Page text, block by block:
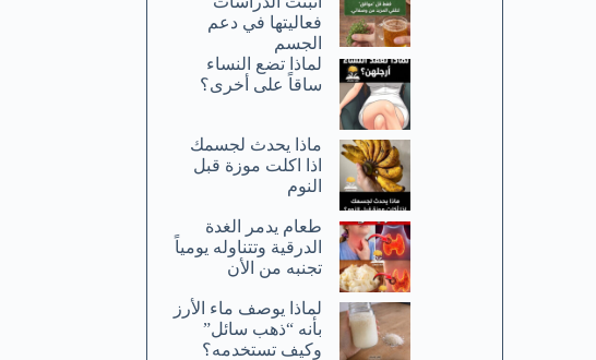
فعاليتها في دعم
الجسم
لماذا تضع النساء
ساقاً على أخرى؟
ماذا يحدث لجسمك
اذا اكلت موزة قبل
النوم
طعام يدمر الغدة
الدرقية وتتناوله يومياً
تجنبه من الأن
لماذا يوصف ماء الأرز
بأنه “ذهب سائل”
وكيف تستخدمه؟